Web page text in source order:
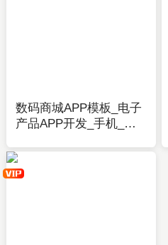
数码商城APP模板_电子
产品APP开发_手机_数